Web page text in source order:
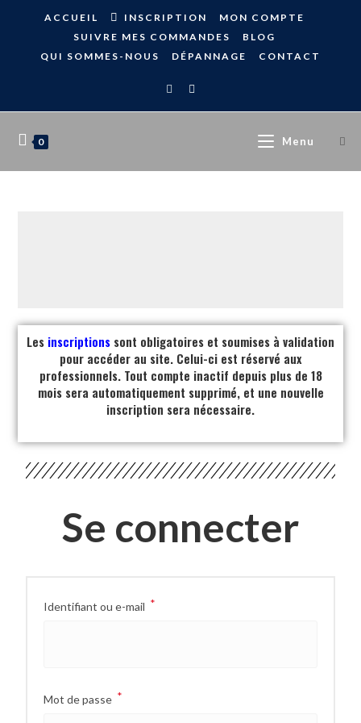
ACCUEIL INSCRIPTION
MON COMPTE
SUIVRE MES COMMANDES
BLOG
QUI SOMMES-NOUS
DÉPANNAGE CONTACT
0 Menu
Les inscriptions sont obligatoires et soumises à validation
pour accéder au site. Celui-ci est réservé aux
professionnels. Tout compte inactif depuis plus de 18
mois sera automatiquement supprimé, et une nouvelle
inscription sera nécessaire.
Se connecter
Identifiant ou e-mail *
Mot de passe *